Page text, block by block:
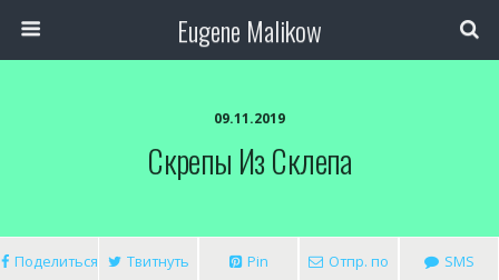
Eugene Malikow
09.11.2019
Скрепы Из Склепа
Поделиться Твитнуть Pin
Отпр. по
SMS